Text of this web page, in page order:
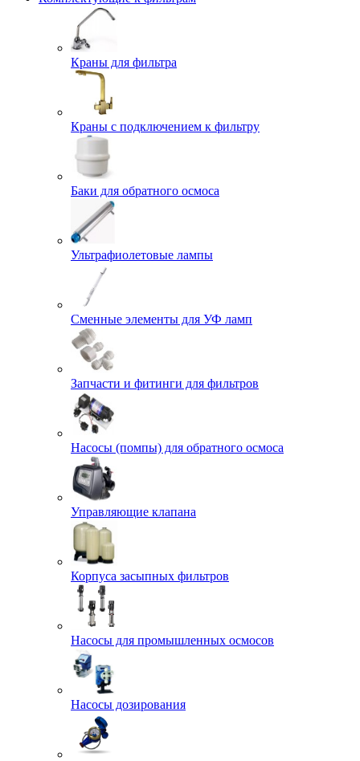
Краны для фильтра
Краны с подключением к фильтру
Баки для обратного осмоса
Ультрафиолетовые лампы
Сменные элементы для УФ ламп
Запчасти и фитинги для фильтров
Насосы (помпы) для обратного осмоса
Управляющие клапана
Корпуса засыпных фильтров
Насосы для промышленных осмосов
Насосы дозирования